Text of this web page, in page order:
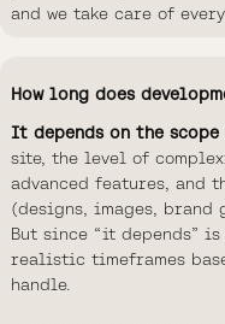
and we take care of
How long does
It depends on the
site, the level of
advanced features, and
(designs, images, brand
But since “it depends”
realistic timeframes
handle.